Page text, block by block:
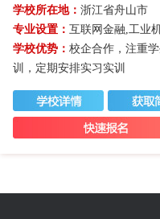
学校所在地： 浙江省舟山市
专业设置： 互联网金融,工业机器人,经济管理
学校优势： 校企合作，注重
训，定期安排实习实训